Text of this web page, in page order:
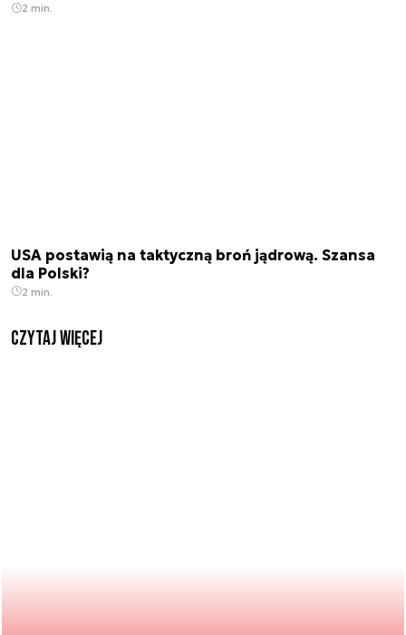
2 min.
USA postawią na taktyczną broń jądrową. Szansa
dla Polski?
2 min.
czytaj więcej